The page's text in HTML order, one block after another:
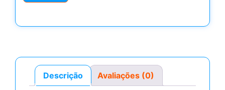
Descrição Avaliações (0)